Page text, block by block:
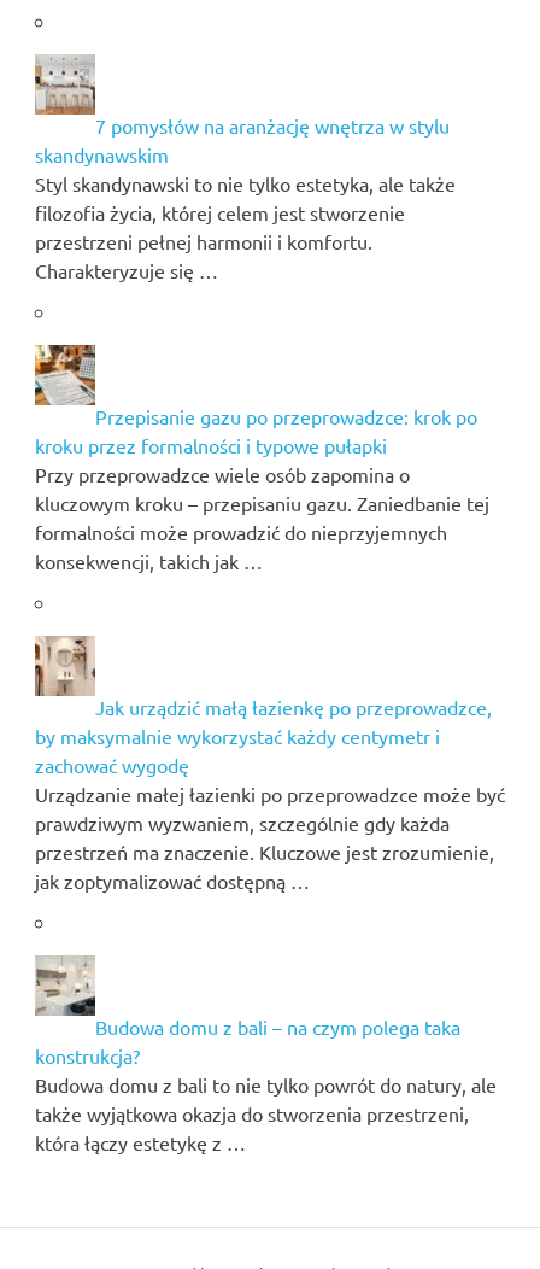
7 pomysłów na aranżację wnętrza w stylu
skandynawskim
Styl skandynawski to nie tylko estetyka, ale także
filozofia życia, której celem jest stworzenie
przestrzeni pełnej harmonii i komfortu.
Charakteryzuje się …
Przepisanie gazu po przeprowadzce: krok po
kroku przez formalności i typowe pułapki
Przy przeprowadzce wiele osób zapomina o
kluczowym kroku – przepisaniu gazu. Zaniedbanie tej
formalności może prowadzić do nieprzyjemnych
konsekwencji, takich jak …
Jak urządzić małą łazienkę po przeprowadzce,
by maksymalnie wykorzystać każdy centymetr i
zachować wygodę
Urządzanie małej łazienki po przeprowadzce może być
prawdziwym wyzwaniem, szczególnie gdy każda
przestrzeń ma znaczenie. Kluczowe jest zrozumienie,
jak zoptymalizować dostępną …
Budowa domu z bali – na czym polega taka
konstrukcja?
Budowa domu z bali to nie tylko powrót do natury, ale
także wyjątkowa okazja do stworzenia przestrzeni,
która łączy estetykę z …